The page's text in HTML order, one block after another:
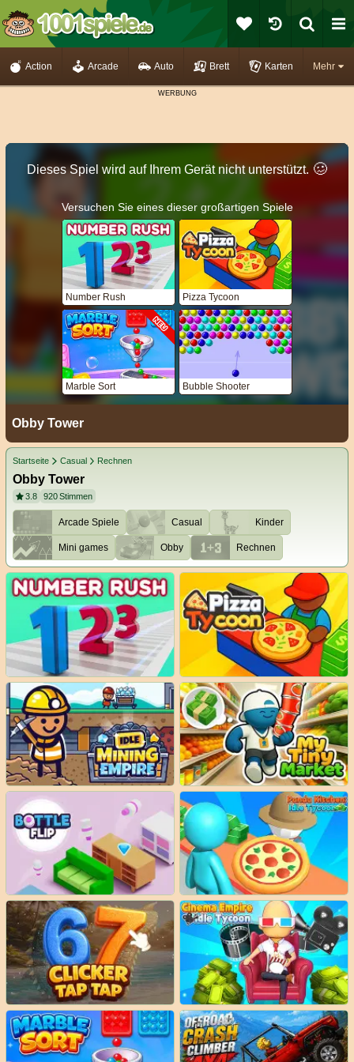
Mehr
Action Arcade Auto Brett Karten
Dieses Spiel wird auf Ihrem Gerät nicht unterstützt. 🥴️
Versuchen Sie eines dieser großartigen Spiele
Number Rush Pizza Tycoon
Marble Sort Bubble Shooter
Obby Tower
Startseite Casual Rechnen
Obby Tower
3.8 920Stimmen
Arcade Spiele Casual Kinder
Mini games Obby Rechnen